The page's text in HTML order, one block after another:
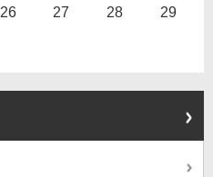
26 27 28 29